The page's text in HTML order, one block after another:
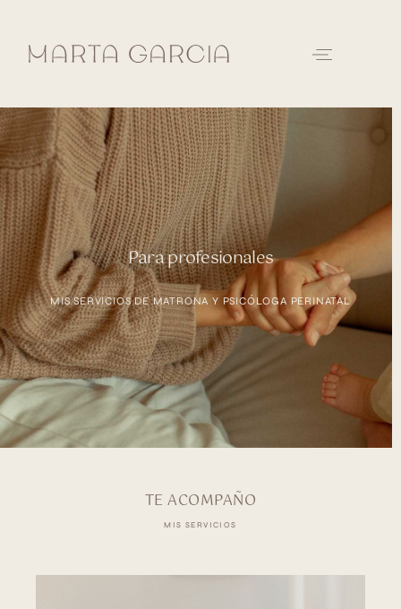
Para profesionales
MIS SERVICIOS DE MATRONA Y PSICÓLOGA PERINATAL
TE ACOMPAÑO
MIS SERVICIOS